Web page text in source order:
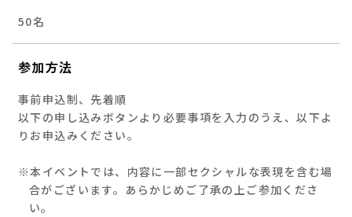
50名
参加方法
事前申込制、先着順
以下の申し込みボタンより必要事項を入力のうえ、以下よ
りお申込みください。
※本イベントでは、内容に一部セクシャルな表現を含む場
合がございます。あらかじめご了承の上ご参加くださ
い。